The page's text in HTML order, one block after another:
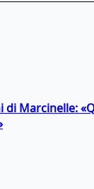
di Marcinelle: